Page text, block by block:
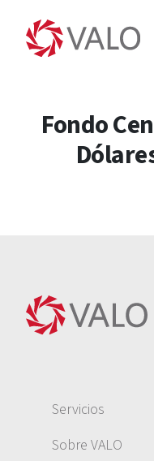
Fondo
Servicios
Sobre VALO